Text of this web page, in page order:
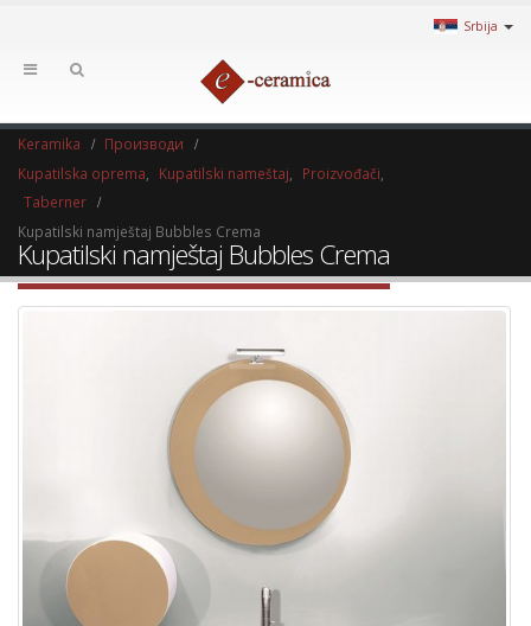
Srbija
Keramika
Производи
Kupatilska oprema
Kupatilski nameštaj Proizvođači
Taberner
Kupatilski namještaj Bubbles Crema
Kupatilski namještaj Bubbles Crema